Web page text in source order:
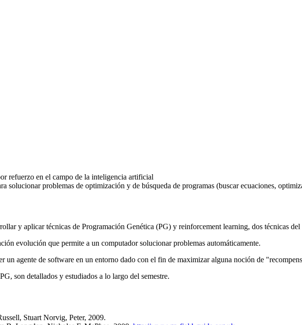
refuerzo en el campo de la inteligencia artificial
solucionar problemas de optimización y de búsqueda de programas (buscar ecuaciones,
y aplicar técnicas de Programación Genética (PG) y reinforcement learning, dos técnicas
evolución que permite a un computador solucionar problemas automáticamente.
un agente de software en un entorno dado con el fin de maximizar alguna noción de
son detallados y estudiados a lo largo del semestre.
Stuart Norvig, Peter, 2009.